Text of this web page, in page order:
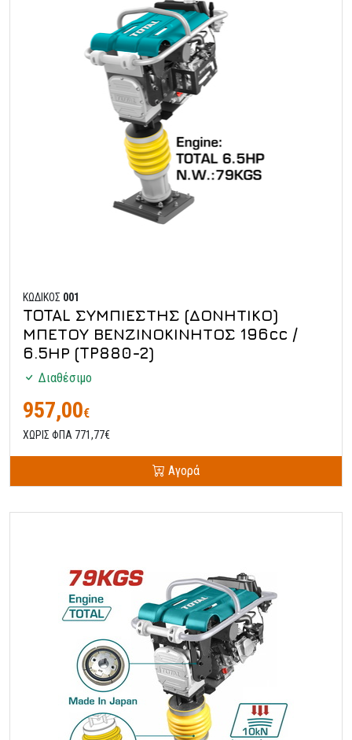
ΚΩΔΙΚΟΣ 001
TOTAL ΣΥΜΠΙΕΣΤΗΣ (ΔΟΝΗΤΙΚΟ)
ΜΠΕΤΟΥ ΒΕΝΖΙΝΟΚΙΝΗΤΟΣ 196cc /
6.5ΗΡ (TP880-2)
Διαθέσιμο
957,00€
ΧΩΡΙΣ ΦΠΑ 771,77€
Αγορά